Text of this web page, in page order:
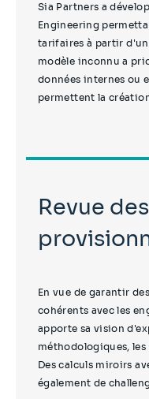
Sia Partners a
Engineering
tarifaires à partir
modèle inconnu a
données internes ou
permettent la
Revue des méthodes de
En vue de garantir
cohérents avec les
apporte sa vision
méthodologiques,
Des calculs miroirs
également de